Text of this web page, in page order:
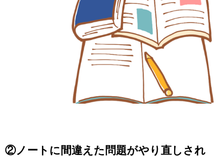
②ノートに間違えた問題がやり直しされ